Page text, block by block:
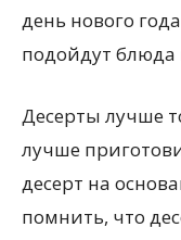
день нового
подойдут блюда
Десерты лучше
лучше
десерт на
помнить, что